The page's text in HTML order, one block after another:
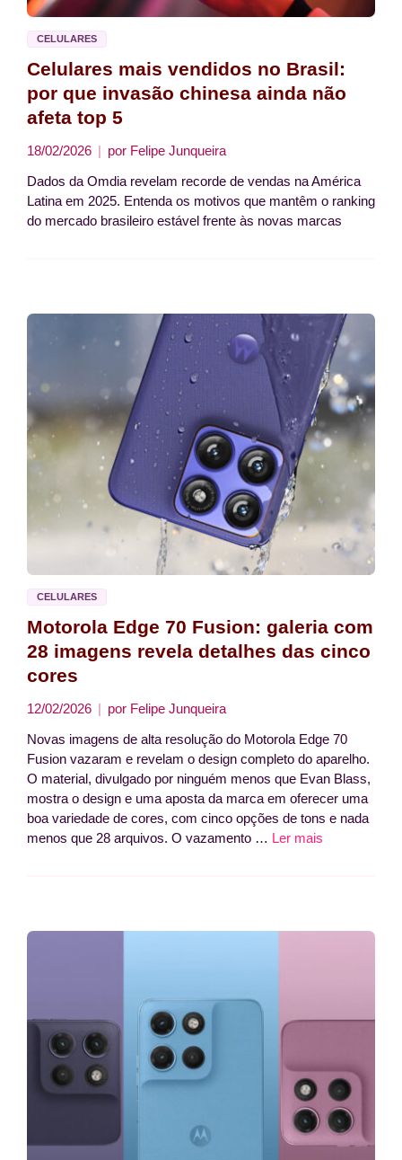
CELULARES
Celulares mais vendidos no Brasil:
por que invasão chinesa ainda não
afeta top 5
18/02/2026 por Felipe Junqueira
Dados da Omdia revelam recorde de vendas na América
Latina em 2025. Entenda os motivos que mantêm o ranking
do mercado brasileiro estável frente às novas marcas
CELULARES
Motorola Edge 70 Fusion: galeria com
28 imagens revela detalhes das cinco
cores
12/02/2026 por Felipe Junqueira
Novas imagens de alta resolução do Motorola Edge 70
Fusion vazaram e revelam o design completo do aparelho.
O material, divulgado por ninguém menos que Evan Blass,
mostra o design e uma aposta da marca em oferecer uma
boa variedade de cores, com cinco opções de tons e nada
menos que 28 arquivos. O vazamento … Ler mais